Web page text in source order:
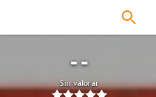
--
Sin valorar